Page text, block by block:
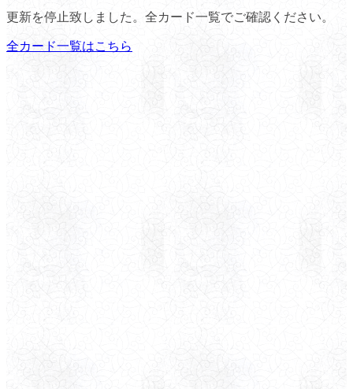
更新を停止致しました。全カード一覧でご確認ください。
全カード一覧はこちら